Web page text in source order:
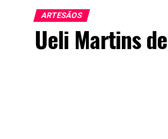
Apontado como o maior
ARTESÃOS
Ueli Martins